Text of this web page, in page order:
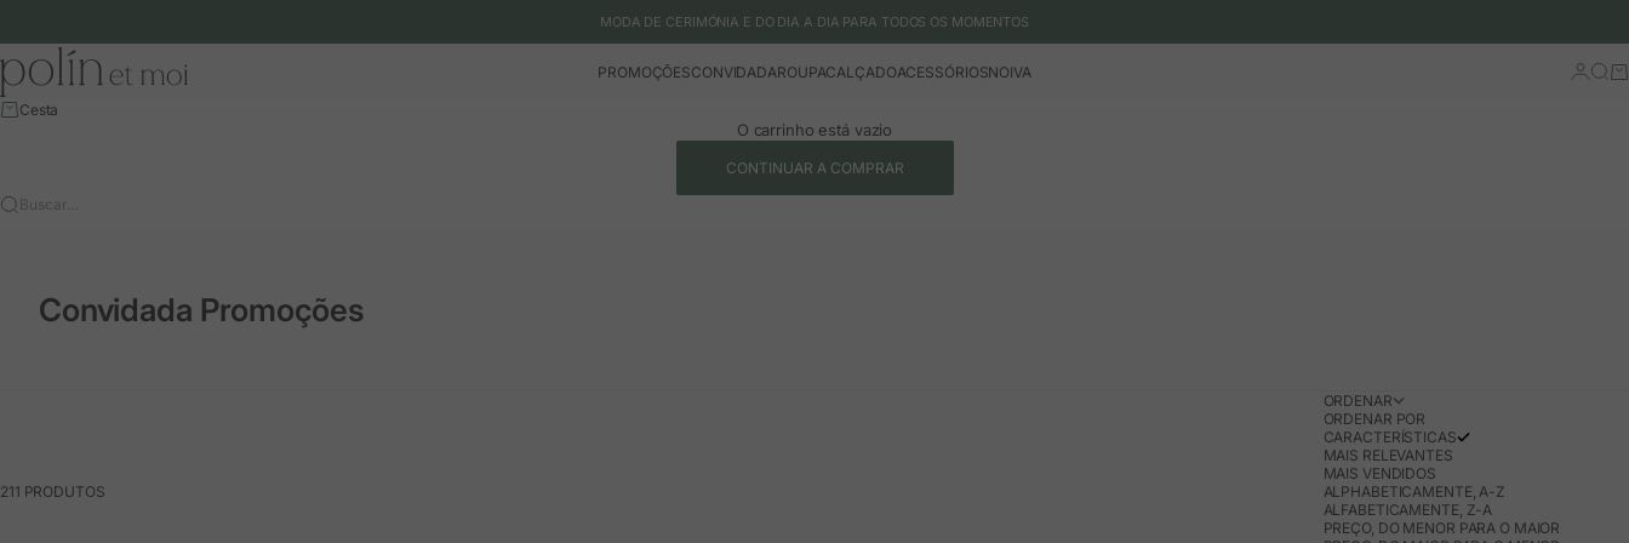
MODA DE CERIMÓNIA E DO DIA A DIA PARA TODOS OS MOMENTOS
Polín et moi - EU
PROMOÇÕESCONVIDADAROUPACALÇADOACESSÓRIOSNOIVA Iniciar
Cesta
O carrinho está vazio
CONTINUAR A COMPRAR
Buscar…
Convidada Promoções
211 PRODUTOS
ORDENAR
ORDENAR POR
CARACTERÍSTICAS
MAIS RELEVANTES
MAIS VENDIDOS
ALPHABETICAMENTE, A-Z
ALFABETICAMENTE, Z-A
PREÇO, DO MENOR PARA O MAIOR